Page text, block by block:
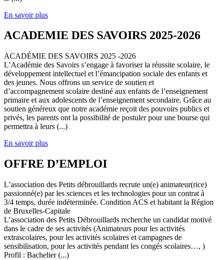
En savoir plus
ACADEMIE DES SAVOIRS 2025-2026
ACADÉMIE DES SAVOIRS 2025 -2026
L’Académie des Savoirs s’engage à favoriser la réussite scolaire, le
développement intellectuel et l’émancipation sociale des enfants et
des jeunes. Nous offrons un service de soutien et
d’accompagnement scolaire destiné aux enfants de l’enseignement
primaire et aux adolescents de l’enseignement secondaire. Grâce au
soutien généreux que notre académie reçoit des pouvoirs publics et
privés, les parents ont la possibilité de postuler pour une bourse qui
permettra à leurs (...)
En savoir plus
OFFRE D’EMPLOI
L’association des Petits débrouillards recrute un(e) animateur(rice)
passionné(e) par les sciences et les technologies pour un contrat à
3/4 temps, durée indéterminée. Condition ACS et habitant la Région
de Bruxelles-Capitale
L’association des Petits Débrouillards recherche un candidat motivé
dans le cadre de ses activités (Animateurs pour les activités
extrascolaires, pour les activités scolaires et campagnes de
sensibilisation, pour les activités pendant les congés scolaires…, )
Profil : Bachelier (...)